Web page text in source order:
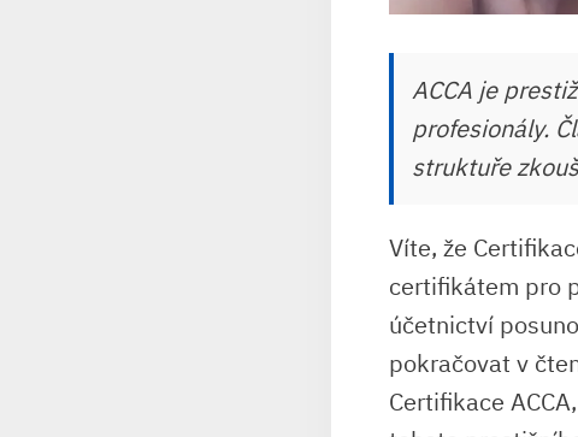
ACCA je
profesionály.
struktuře
Víte, že
certifikátem pro
účetnictví
pokračovat v
Certifikace